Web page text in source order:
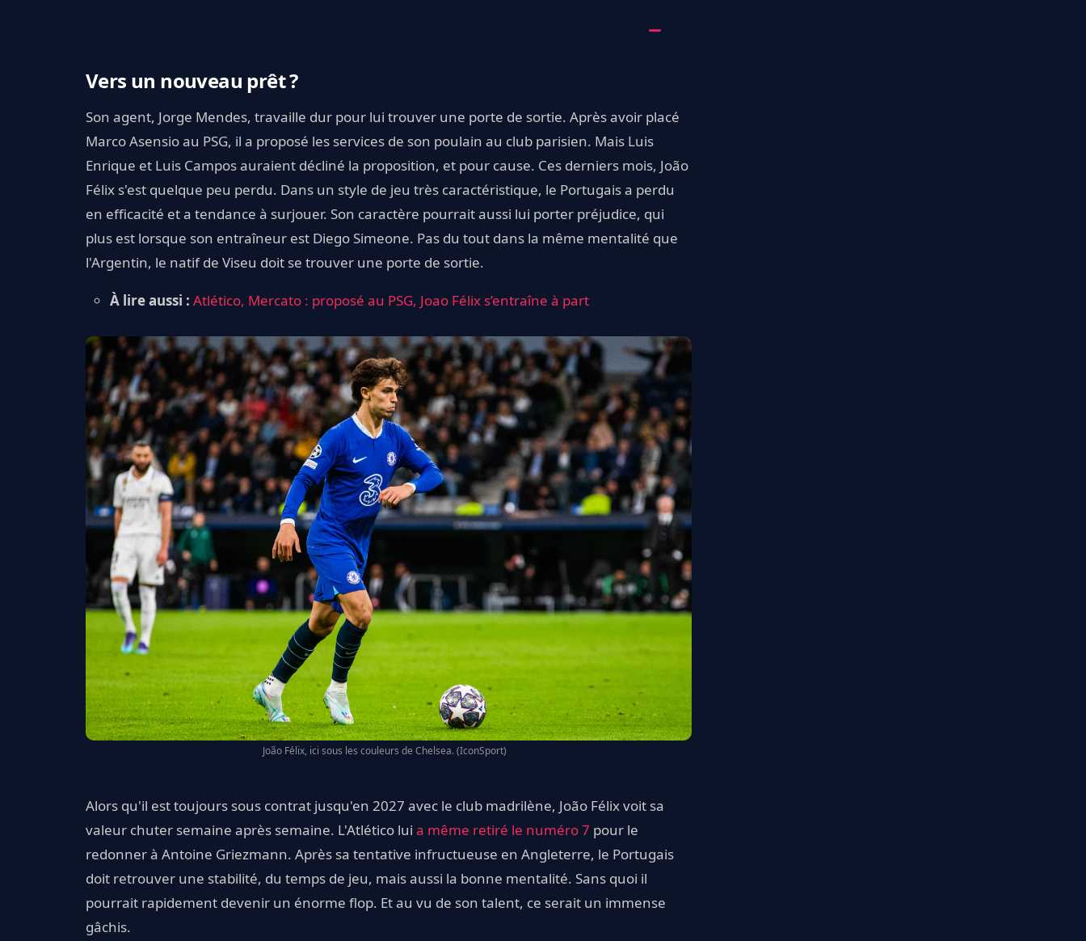
Vers un nouveau prêt ?
Son agent, Jorge Mendes, travaille dur pour lui trouver une porte de sortie. Après avoir placé
Marco Asensio au PSG, il a proposé les services de son poulain au club parisien. Mais Luis
Enrique et Luis Campos auraient décliné la proposition, et pour cause. Ces derniers mois, João
Félix s'est quelque peu perdu. Dans un style de jeu très caractéristique, le Portugais a perdu
en efficacité et a tendance à surjouer. Son caractère pourrait aussi lui porter préjudice, qui
plus est lorsque son entraîneur est Diego Simeone. Pas du tout dans la même mentalité que
l'Argentin, le natif de Viseu doit se trouver une porte de sortie.
À lire aussi : Atlético, Mercato : proposé au PSG, Joao Félix s’entraîne à part
João Félix, ici sous les couleurs de Chelsea. (IconSport)
Alors qu'il est toujours sous contrat jusqu'en 2027 avec le club madrilène, João Félix voit sa
valeur chuter semaine après semaine. L'Atlético lui a même retiré le numéro 7 pour le
redonner à Antoine Griezmann. Après sa tentative infructueuse en Angleterre, le Portugais
doit retrouver une stabilité, du temps de jeu, mais aussi la bonne mentalité. Sans quoi il
pourrait rapidement devenir un énorme flop. Et au vu de son talent, ce serait un immense
gâchis.